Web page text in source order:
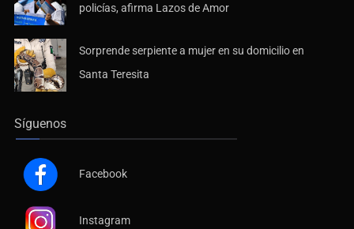
policías, afirma Lazos de Amor
Sorprende serpiente a mujer en su domicilio en
Santa Teresita
Síguenos
Facebook
Instagram